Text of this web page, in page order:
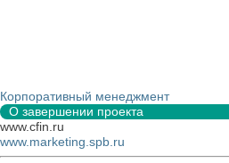
Корпоративный менеджмент
О завершении проекта
www.cfin.ru
www.marketing.spb.ru